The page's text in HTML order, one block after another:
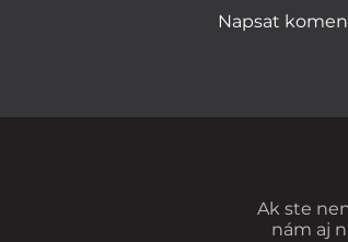
štúdia o
Napsat
Ak ste
nám aj